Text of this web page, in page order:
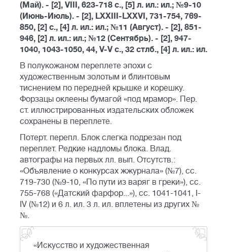
(Май). - [2], VIII, 623-718 c., [5] л. ил.: ил.; №9-10
(Июнь-Июль). - [2], LXXIII-LXXVI, 731-754, 769-
850, [2] с., [4] л. ил.: ил.; №11 (Август). - [2], 851-
946, [2] л. ил.: ил.; №12 (Сентябрь). - [2], 947-
1040, 1043-1050, 44, V-V c., 32 стлб., [4] л. ил.: ил.
В полукожаном переплете эпохи с
художественным золотым и блинтовым
тиснением по передней крышке и корешку.
Форзацы оклеены бумагой «под мрамор». Пер.
ст. иллюстрированных издательских обложек
сохранены в переплете.
Потерт. перепл. Блок слегка подрезан под
переплет. Редкие надломы блока. Влад.
автографы на первых лл. вып. Отсутств.:
«Объявление о конкурсах жжурнала» (№7), сс.
719-730 (№9-10, «По пути из варяг в греки»), сс.
755-768 («Датский фарфор...»), сс. 1041-1041, I-
IV (№12) и 6 л. ил. 3 л. ил. вплетены из других №
№.
«Искусство и художественная